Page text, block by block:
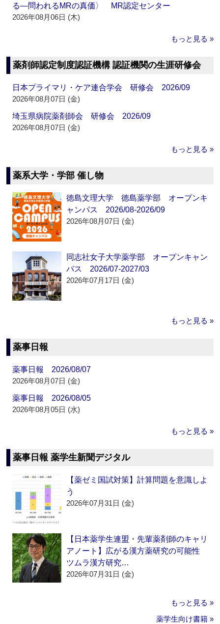
る―問われるMRの真価〉 MR認定センター
2026年08月06日 (木)
もっと見る »
薬剤師認定制度認証機構 認証機関の生涯研修会
日本プライマリ・ケア連合学会 研修会 2026/09
2026年08月07日 (金)
埼玉県病院薬剤師会 研修会 2026/09
2026年08月07日 (金)
もっと見る »
薬系大学・学部 催し物
徳島文理大学 徳島薬学部 オープンキ
ャンパス 2026/08-2026/09
2026年08月07日 (金)
同志社女子大学薬学部 オープンキャン
パス 2026/07-2027/03
2026年07月17日 (金)
もっと見る »
薬事日報
薬事日報 2026/08/07
2026年08月07日 (金)
薬事日報 2026/08/05
2026年08月05日 (水)
もっと見る »
薬事日報 薬学生新聞デジタル
【薬ゼミ国試対策】計算問題を意識しよ
う
2026年07月31日 (金)
【日本薬学生連盟・先輩薬剤師のキャリ
アノート】広がる漢方薬研究の可能性
ツムラ漢方研究…
2026年07月31日 (金)
もっと見る »
薬学生向け書籍 »